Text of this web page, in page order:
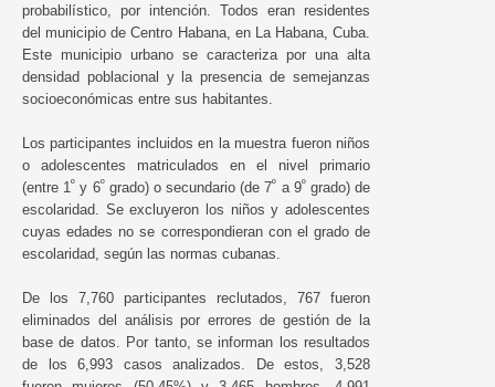
probabilístico, por intención. Todos eran residentes
del municipio de Centro Habana, en La Habana, Cuba.
Este municipio urbano se caracteriza por una alta
densidad poblacional y la presencia de semejanzas
socioeconómicas entre sus habitantes.
Los participantes incluidos en la muestra fueron niños
o adolescentes matriculados en el nivel primario
(entre 1º y 6ºgrado) o secundario (de 7º a 9ºgrado) de
escolaridad. Se excluyeron los niños y adolescentes
cuyas edades no se correspondieran con el grado de
escolaridad, según las normas cubanas.
De los 7,760 participantes reclutados, 767 fueron
eliminados del análisis por errores de gestión de la
base de datos. Por tanto, se informan los resultados
de los 6,993 casos analizados. De estos, 3,528